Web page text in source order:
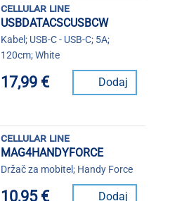
cellular line
USBDATACSCUSBCW
Kabel; USB-C - USB-C; 5A;
120cm; White
17,99 € Dodaj
cellular line
MAG4HANDYFORCE
Držač za mobitel; Handy Force
10,95 € Dodaj